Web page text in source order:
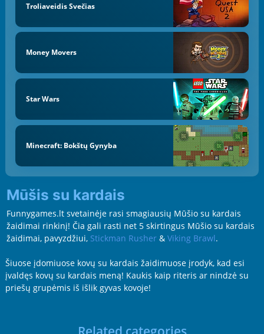
Troliaveidis Svečias
Money Movers
Star Wars
Minecraft: Bokštų Gynyba
Mūšis su kardais
Funnygames.lt svetainėje rasi smagiausių Mūšio su kardais
žaidimai rinkinį! Čia gali rasti net 5 skirtingus Mūšio su kardais
žaidimai, pavyzdžiui, Stickman Rusher& Viking Brawl.
Šiuose įdomiuose kovų su kardais žaidimuose įrodyk, kad esi
įvaldęs kovų su kardais meną! Kaukis kaip riteris ar nindzė su
priešų grupėmis iš išlik gyvas kovoje!